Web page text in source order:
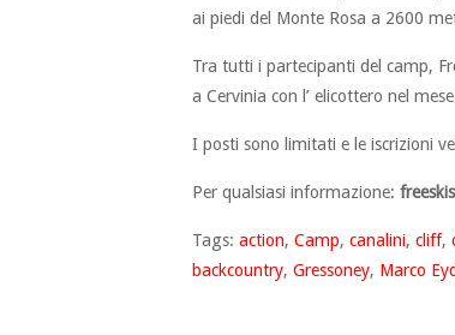
ai piedi del Monte Rosa a 2600
Tra tutti i partecipanti del camp,
a Cervinia con l’ elicottero nel
I posti sono limitati e le iscrizioni
Per qualsiasi informazione:
Tags: action, Camp, canalini, cliff,
backcountry, Gressoney, Marco